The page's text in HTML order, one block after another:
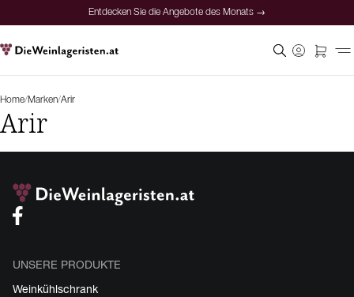
Entdecken Sie die Angebote des Monats →
Home/Marken/Arir
Arir
UNSERE PRODUKTE
Weinkühlschrank